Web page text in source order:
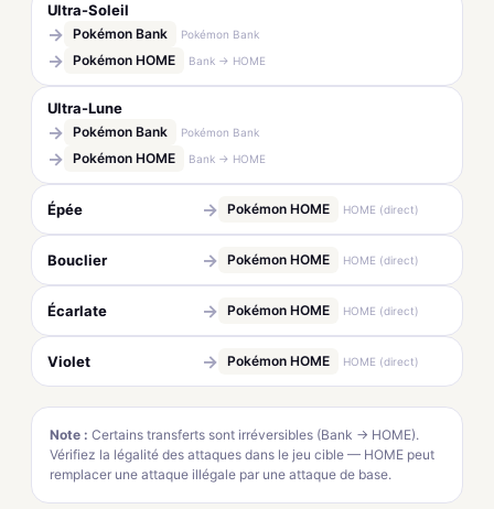
Ultra-Soleil
→ Pokémon Bank Pokémon Bank
→ Pokémon HOME Bank → HOME
Ultra-Lune
→ Pokémon Bank Pokémon Bank
→ Pokémon HOME Bank → HOME
Épée → Pokémon HOME HOME (direct)
Bouclier → Pokémon HOME HOME (direct)
Écarlate → Pokémon HOME HOME (direct)
Violet → Pokémon HOME HOME (direct)
Note : Certains transferts sont irréversibles (Bank → HOME).
Vérifiez la légalité des attaques dans le jeu cible — HOME peut
remplacer une attaque illégale par une attaque de base.